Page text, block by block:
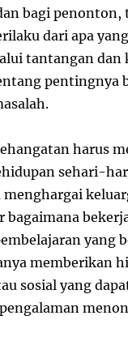
bagi penonton,
dari apa
tantangan dan
pentingnya
harus
sehari-
bagaimana
yang
memberikan
sosial yang